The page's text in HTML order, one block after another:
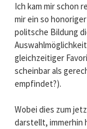
Ich kam mir schon
mir ein so
politsche Bildung
gleichzeitiger
scheinbar als
empfindet?).
Wobei dies zum
darstellt, immerhin